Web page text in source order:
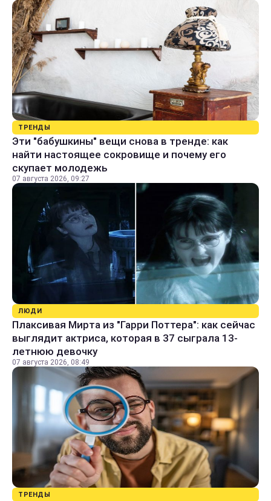
ТРЕНДЫ
Эти "бабушкины" вещи снова в тренде: как
найти настоящее сокровище и почему его
скупает молодежь
07 августа 2026, 09:27
ЛЮДИ
Плаксивая Мирта из "Гарри Поттера": как сейчас
выглядит актриса, которая в 37 сыграла 13-
летнюю девочку
07 августа 2026, 08:49
ТРЕНДЫ